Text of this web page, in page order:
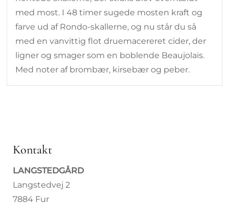
med most. I 48 timer sugede mosten kraft og
farve ud af Rondo-skallerne, og nu står du så
med en vanvittig flot druemacereret cider, der
ligner og smager som en boblende Beaujolais.
Med noter af brombær, kirsebær og peber.
Kontakt
LANGSTEDGÅRD
Langstedvej 2
7884 Fur